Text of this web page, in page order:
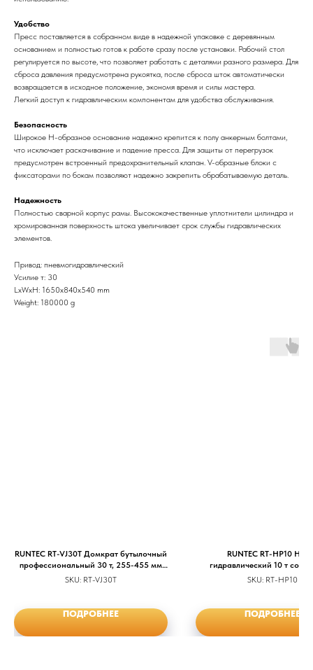
Удобство
Пресс поставляется в собранном виде в надежной упаковке с деревянным
основанием и полностью готов к работе сразу после установки. Рабочий стол
регулируется по высоте, что позволяет работать с деталями разного размера. Для
сброса давления предусмотрена рукоятка, после сброса шток автоматически
возвращается в исходное положение, экономя время и силы мастера.
Легкий доступ к гидравлическим компонентам для удобства обслуживания.
Безопасность
Широкое Н-образное основание надежно крепится к полу анкерным болтами,
что исключает раскачивание и падение пресса. Для защиты от перегрузок
предусмотрен встроенный предохранительный клапан. V-образные блоки с
фиксаторами по бокам позволяют надежно закрепить обрабатываемую деталь.
Надежность
Полностью сварной корпус рамы. Высококачественные уплотнители цилиндра и
хромированная поверхность штока увеличивает срок службы гидравлических
элементов.
Привод: пневмогидравлический
Усилие т: 30
LxWxH: 1650x840x540 mm
Weight: 180000 g
RUNTEC RT-VJ30T Домкрат бутылочный
профессиональный 30 т, 255-455 мм
TECHNIC
SKU: RT-VJ30T
ПОДРОБНЕЕ
RUNTEC RT-HP10
гидравлический 10 т со
SKU: RT-HP10
ПОДРОБНЕЕ